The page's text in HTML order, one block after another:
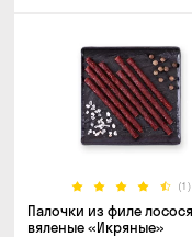
(1)
Палочки из филе лосося
вяленые «Икряные»